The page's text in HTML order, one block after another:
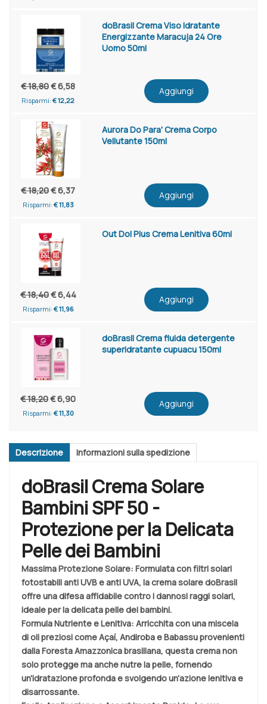
doBrasil Crema Viso Idratante
Energizzante Maracuja 24 Ore
Uomo 50ml
€ 18,80€ 6,58
Risparmi:€ 12,22
Aggiungi
Aurora Do Para' Crema Corpo
Vellutante 150ml
€ 18,20€ 6,37
Risparmi:€ 11,83
Aggiungi
Out Dol Plus Crema Lenitiva 60ml
€ 18,40€ 6,44
Risparmi:€ 11,96
Aggiungi
doBrasil Crema fluida detergente
superidratante cupuacu 150ml
€ 18,20€ 6,90
Risparmi:€ 11,30
Aggiungi
Descrizione Informazioni sulla spedizione
doBrasil Crema Solare
Bambini SPF 50 -
Protezione per la Delicata
Pelle dei Bambini
Massima Protezione Solare: Formulata con filtri solari
fotostabili anti UVB e anti UVA, la crema solare doBrasil
offre una difesa affidabile contro i dannosi raggi solari,
ideale per la delicata pelle dei bambini.
Formula Nutriente e Lenitiva: Arricchita con una miscela
di oli preziosi come Açaí, Andiroba e Babassu provenienti
dalla Foresta Amazzonica brasiliana, questa crema non
solo protegge ma anche nutre la pelle, fornendo
un'idratazione profonda e svolgendo un'azione lenitiva e
disarrossante.